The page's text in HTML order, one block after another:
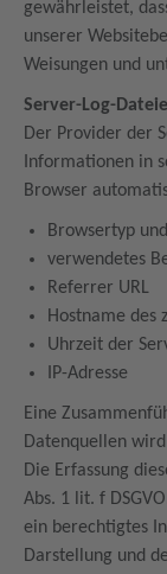
gewährleistet,
unserer
Weisungen und
Server-Log-
Der Provider der
Informationen in
Browser
Browsertyp
verwendetes
Referrer URL
Hostname des
Uhrzeit der
IP-Adresse
Eine
Datenquellen
Die Erfassung
Abs. 1 lit. f
ein berechtigtes
Darstellung und